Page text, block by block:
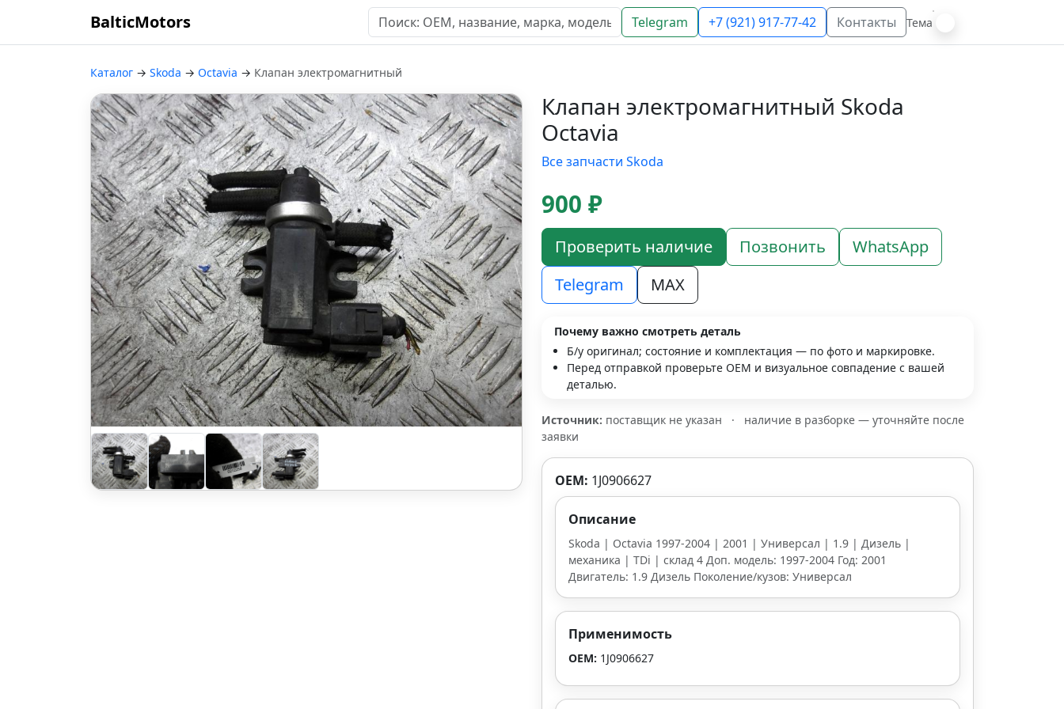
BalticMotors Telegram +7 (921) 917-77-42 Контакты Тема
Каталог → Skoda → Octavia → Клапан электромагнитный
Клапан электромагнитный Skoda
Octavia
Все запчасти Skoda
900 ₽
Проверить наличие Позвонить
WhatsApp
Telegram
MAX
Почему важно смотреть деталь
Б/у оригинал; состояние и комплектация — по фото и маркировке.
Перед отправкой проверьте OEM и визуальное совпадение с вашей
деталью.
Источник: поставщик не указан ·
наличие в разборке — уточняйте после
заявки
OEM: 1J0906627
Описание
Skoda | Octavia 1997-2004 | 2001 | Универсал | 1.9 | Дизель |
механика | TDi | склад 4 Доп. модель: 1997-2004 Год: 2001
Двигатель: 1.9 Дизель Поколение/кузов: Универсал
Применимость
OEM: 1J0906627